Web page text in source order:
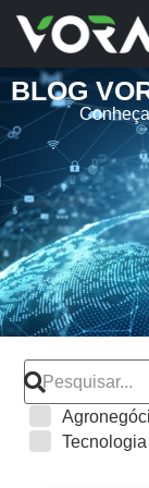
BLOG
Tecnologia